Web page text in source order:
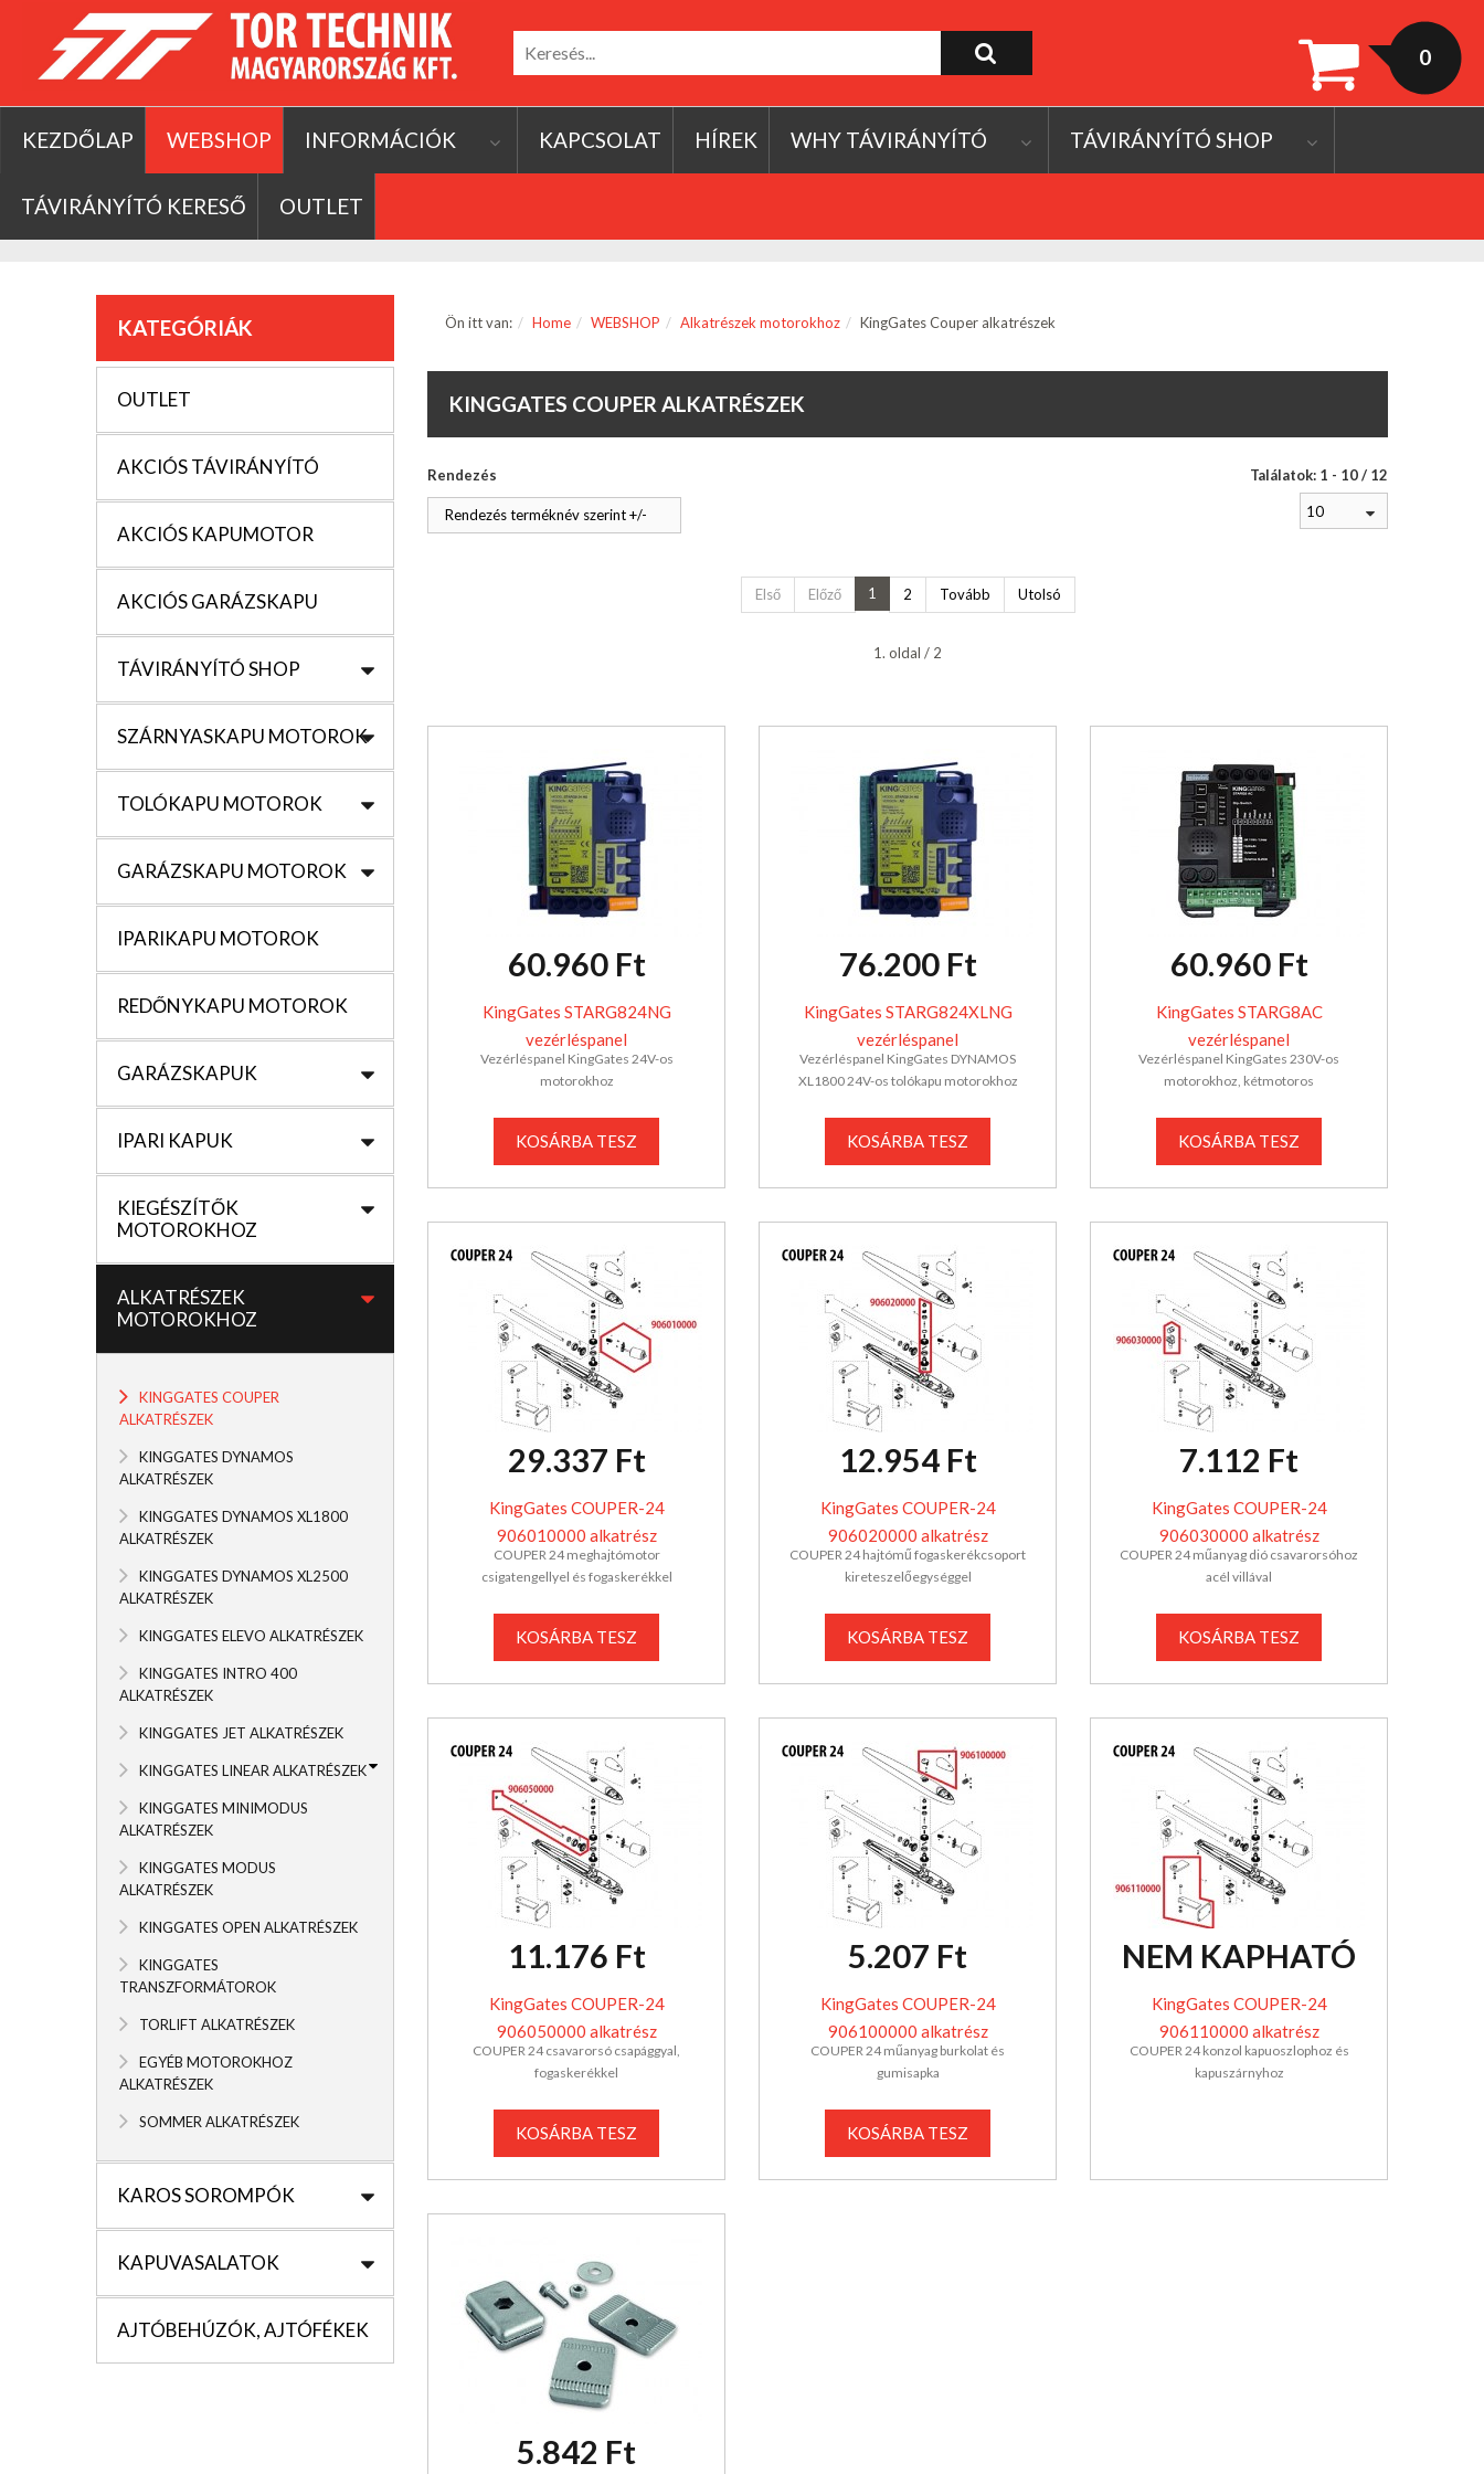
0
KEZDŐLAP WEBSHOP INFORMÁCIÓK KAPCSOLAT HÍREK WHY TÁVIRÁNYÍTÓ TÁVIRÁNYÍTÓ SHOP
TÁVIRÁNYÍTÓ KERESŐ OUTLET
KATEGÓRIÁK
OUTLET
AKCIÓS TÁVIRÁNYÍTÓ
AKCIÓS KAPUMOTOR
AKCIÓS GARÁZSKAPU
TÁVIRÁNYÍTÓ SHOP
SZÁRNYASKAPU MOTOROK
TOLÓKAPU MOTOROK
GARÁZSKAPU MOTOROK
IPARIKAPU MOTOROK
REDŐNYKAPU MOTOROK
GARÁZSKAPUK
IPARI KAPUK
KIEGÉSZÍTŐK
MOTOROKHOZ
ALKATRÉSZEK
MOTOROKHOZ
KINGGATES COUPER
ALKATRÉSZEK
KINGGATES DYNAMOS
ALKATRÉSZEK
KINGGATES DYNAMOS XL1800
ALKATRÉSZEK
KINGGATES DYNAMOS XL2500
ALKATRÉSZEK
KINGGATES ELEVO ALKATRÉSZEK
KINGGATES INTRO 400
ALKATRÉSZEK
KINGGATES JET ALKATRÉSZEK
KINGGATES LINEAR ALKATRÉSZEK
KINGGATES MINIMODUS
ALKATRÉSZEK
KINGGATES MODUS
ALKATRÉSZEK
KINGGATES OPEN ALKATRÉSZEK
KINGGATES
TRANSZFORMÁTOROK
TORLIFT ALKATRÉSZEK
EGYÉB MOTOROKHOZ
ALKATRÉSZEK
SOMMER ALKATRÉSZEK
KAROS SOROMPÓK
KAPUVASALATOK
AJTÓBEHÚZÓK, AJTÓFÉKEK
Ön itt van: Home WEBSHOP Alkatrészek motorokhoz KingGates Couper alkatrészek
KINGGATES COUPER ALKATRÉSZEK
Rendezés
Rendezés terméknév szerint +/-
Találatok: 1 - 10 / 12
10
Első Előző 1 2 Tovább Utolsó
1. oldal / 2
60.960 Ft
KingGates STARG824NG
vezérléspanel
Vezérléspanel KingGates 24V-os
motorokhoz
KOSÁRBA TESZ
76.200 Ft
KingGates STARG824XLNG
vezérléspanel
Vezérléspanel KingGates DYNAMOS
XL1800 24V-os tolókapu motorokhoz
KOSÁRBA TESZ
60.960 Ft
KingGates STARG8AC
vezérléspanel
Vezérléspanel KingGates 230V-os
motorokhoz, kétmotoros
KOSÁRBA TESZ
29.337 Ft
KingGates COUPER-24
906010000 alkatrész
COUPER 24 meghajtómotor
csigatengellyel és fogaskerékkel
KOSÁRBA TESZ
12.954 Ft
KingGates COUPER-24
906020000 alkatrész
COUPER 24 hajtómű fogaskerékcsoport
kireteszelőegységgel
KOSÁRBA TESZ
7.112 Ft
KingGates COUPER-24
906030000 alkatrész
COUPER 24 műanyag dió csavarorsóhoz
acél villával
KOSÁRBA TESZ
11.176 Ft
KingGates COUPER-24
906050000 alkatrész
COUPER 24 csavarorsó csapággyal,
fogaskerékkel
KOSÁRBA TESZ
5.207 Ft
KingGates COUPER-24
906100000 alkatrész
COUPER 24 műanyag burkolat és
gumisapka
KOSÁRBA TESZ
NEM KAPHATÓ
KingGates COUPER-24
906110000 alkatrész
COUPER 24 konzol kapuoszlophoz és
kapuszárnyhoz
5.842 Ft